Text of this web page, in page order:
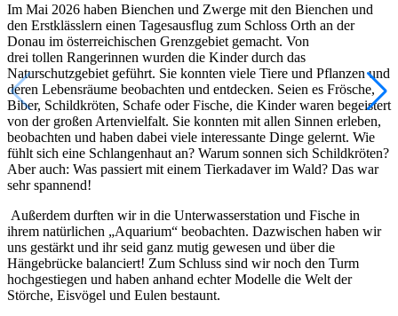
Im Mai 2026 haben Bienchen und Zwerge mit den Bienchen und
den Erstklässlern einen Tagesausflug zum Schloss Orth an der
Donau im österreichischen Grenzgebiet gemacht. Von
drei tollen Rangerinnen wurden die Kinder durch das
Naturschutzgebiet geführt. Sie konnten viele Tiere und Pflanzen und
deren Lebensräume beobachten und entdecken. Seien es Frösche,
Biber, Schildkröten, Schafe oder Fische, die Kinder waren begeistert
von der großen Artenvielfalt. Sie konnten mit allen Sinnen erleben,
beobachten und haben dabei viele interessante Dinge gelernt. Wie
fühlt sich eine Schlangenhaut an? Warum sonnen sich Schildkröten?
Aber auch: Was passiert mit einem Tierkadaver im Wald? Das war
sehr spannend!
Außerdem durften wir in die Unterwasserstation und Fische in
ihrem natürlichen „Aquarium“ beobachten. Dazwischen haben wir
uns gestärkt und ihr seid ganz mutig gewesen und über die
Hängebrücke balanciert! Zum Schluss sind wir noch den Turm
hochgestiegen und haben anhand echter Modelle die Welt der
Störche, Eisvögel und Eulen bestaunt.